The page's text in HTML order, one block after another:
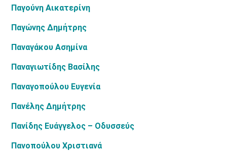
Παγούνη Αικατερίνη
Παγώνης Δημήτρης
Παναγάκου Ασημίνα
Παναγιωτίδης Βασίλης
Παναγοπούλου Ευγενία
Πανέλης Δημήτρης
Πανίδης Ευάγγελος – Οδυσσεύς
Πανοπούλου Χριστιανά